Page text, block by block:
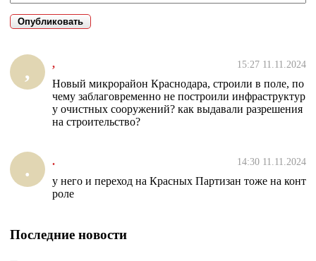
, , 15:27 11.11.2024
Новый микрорайон Краснодара, строили в поле, по
чему заблаговременно не построили инфраструктур
у очистных сооружений? как выдавали разрешения
на строительство?
. . 14:30 11.11.2024
у него и переход на Красных Партизан тоже на конт
роле
Последние новости